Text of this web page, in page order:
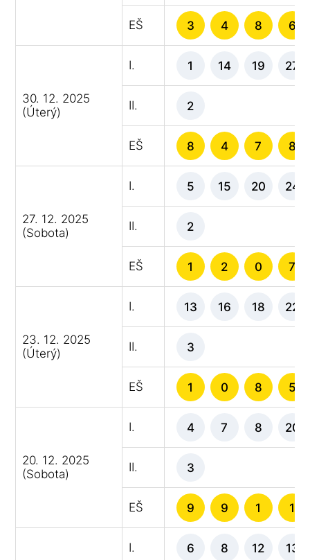
EŠ 3 4 8 6
30. 12. 2025
(Úterý)
I. 1 14 19 27
II. 2
EŠ 8 4 7 8
27. 12. 2025
(Sobota)
I. 5 15 20 24
II. 2
EŠ 1 2 0 7
23. 12. 2025
(Úterý)
I. 13 16 18 22
II. 3
EŠ 1 0 8 5
20. 12. 2025
(Sobota)
I. 4 7 8 20
II. 3
EŠ 9 9 1 1
I. 6 8 12 13